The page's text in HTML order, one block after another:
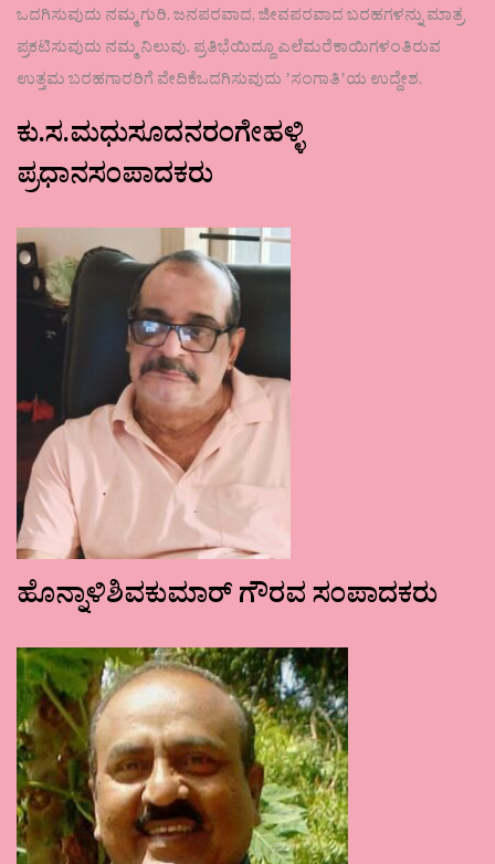
ಒದಗಿಸುವುದು ನಮ್ಮ ಗುರಿ. ಜನಪರವಾದ, ಜೀವಪರವಾದ ಬರಹಗಳನ್ನು ಮಾತ್ರ
ಪ್ರಕಟಿಸುವುದು ನಮ್ಮ ನಿಲುವು. ಪ್ರತಿಭೆಯಿದ್ದೂ ಎಲೆಮರೆಕಾಯಿಗಳಂತಿರುವ
ಉತ್ತಮ ಬರಹಗಾರರಿಗೆ ವೇದಿಕೆಒದಗಿಸುವುದು ʼಸಂಗಾತಿʼಯ ಉದ್ದೇಶ.
ಕು.ಸ.ಮಧುಸೂದನರಂಗೇಹಳ್ಳಿ
ಪ್ರಧಾನಸಂಪಾದಕರು
ಹೊನ್ನಾಳಿಶಿವಕುಮಾರ್ ಗೌರವ ಸಂಪಾದಕರು